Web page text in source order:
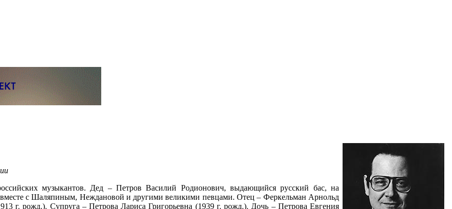
музыкантов. Дед – Петров Василий Родионович, выдающийся русский бас, на
вместе с Шаляпиным, Неждановой и другими великими певцами. Отец – Феркельман Арнольд
г. рожд.). Супруга – Петрова Лариса Григорьевна (1939 г. рожд.). Дочь – Петрова Евгения